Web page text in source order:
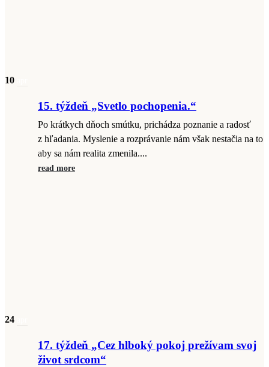
10
15. týždeň „Svetlo pochopenia.“
Po krátkych dňoch smútku, prichádza poznanie a radosť
z hľadania. Myslenie a rozprávanie nám však nestačia na to
aby sa nám realita zmenila....
read more
24
17. týždeň „Cez hlboký pokoj prežívam svoj
život srdcom“